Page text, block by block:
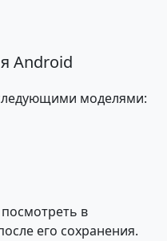
Android
моделями:
в
его сохранения.